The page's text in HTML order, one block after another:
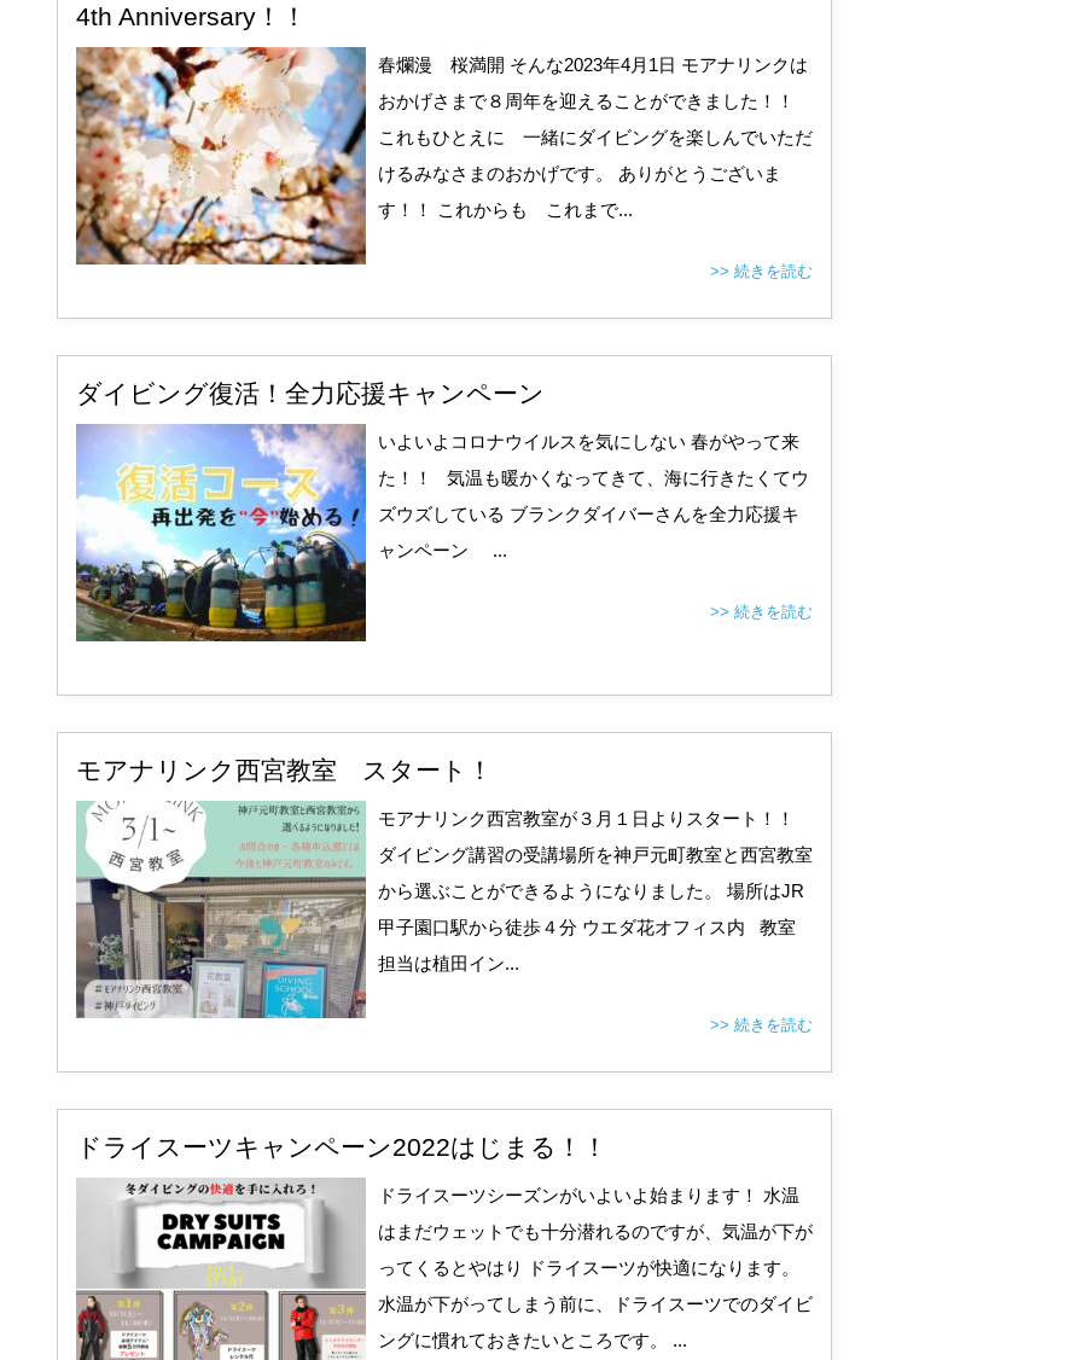
4th Anniversary！！
春爛漫 桜満開 そんな2023年4月1日 モアナリンクは
おかげさまで８周年を迎えることができました！！
これもひとえに 一緒にダイビングを楽しんでいただ
けるみなさまのおかげです。 ありがとうございま
す！！ これからも これまで...
>> 続きを読む
ダイビング復活！全力応援キャンペーン
いよいよコロナウイルスを気にしない 春がやって来
た！！ 気温も暖かくなってきて、海に行きたくてウ
ズウズしている ブランクダイバーさんを全力応援キ
ャンペーン ...
>> 続きを読む
モアナリンク西宮教室 スタート！
モアナリンク西宮教室が３月１日よりスタート！！
ダイビング講習の受講場所を神戸元町教室と西宮教室
から選ぶことができるようになりました。 場所はJR
甲子園口駅から徒歩４分 ウエダ花オフィス内 教室
担当は植田イン...
>> 続きを読む
ドライスーツキャンペーン2022はじまる！！
ドライスーツシーズンがいよいよ始まります！ 水温
はまだウェットでも十分潜れるのですが、気温が下が
ってくるとやはり ドライスーツが快適になります。
水温が下がってしまう前に、ドライスーツでのダイビ
ングに慣れておきたいところです。 ...